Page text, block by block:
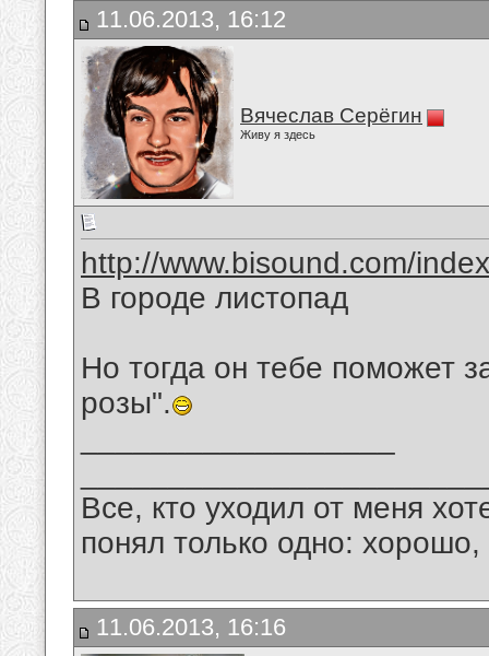
11.06.2013, 16:12
Вячеслав Серёгин
Живу я здесь
http://www.bisound.com/
В городе листопад
Но тогда он тебе поможет
розы".
Все, кто уходил от меня
понял только одно:
11.06.2013, 16:16